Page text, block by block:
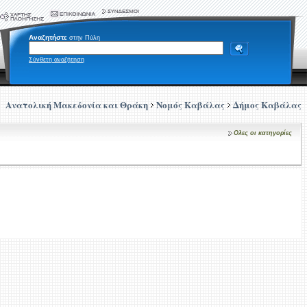
Αναζητήστε στην Πύλη
Σύνθετη αναζήτηση
Ανατολική Μακεδονία και Θράκη Νομός Καβάλας Δήμος Καβάλας
Ολες οι κατηγορίες